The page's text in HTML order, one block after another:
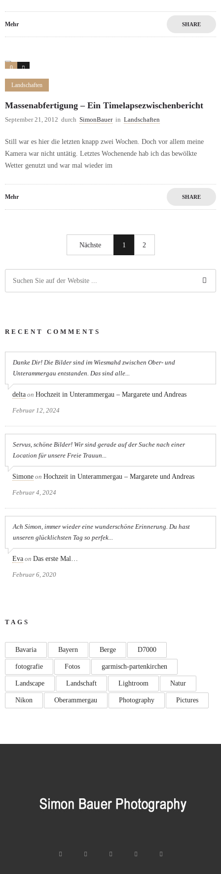
Mehr SHARE
0 0
Landschaften
Massenabfertigung – Ein Timelapsezwischenbericht
September 21, 2012 durch SimonBauer in Landschaften
Still war es hier die letzten knapp zwei Wochen. Doch vor allem meine
Kamera war nicht untätig. Letztes Wochenende hab ich das bewölkte
Wetter genutzt und war mal wieder im
Mehr SHARE
Nächste 1 2
RECENT COMMENTS
Danke Dir! Die Bilder sind im Wiesmahd zwischen Ober- und
Unterammergau entstanden. Das sind alle...
delta on Hochzeit in Unterammergau – Margarete und Andreas
Februar 12, 2024
Servus, schöne Bilder! Wir sind gerade auf der Suche nach einer
Location für unsere Freie Trauun...
Simone on Hochzeit in Unterammergau – Margarete und Andreas
Februar 4, 2024
Ach Simon, immer wieder eine wunderschöne Erinnerung. Du hast
unseren glücklichsten Tag so perfek...
Eva on Das erste Mal…
Februar 6, 2020
TAGS
Bavaria Bayern Berge D7000
fotografie Fotos garmisch-partenkirchen
Landscape Landschaft Lightroom Natur
Nikon Oberammergau Photography Pictures